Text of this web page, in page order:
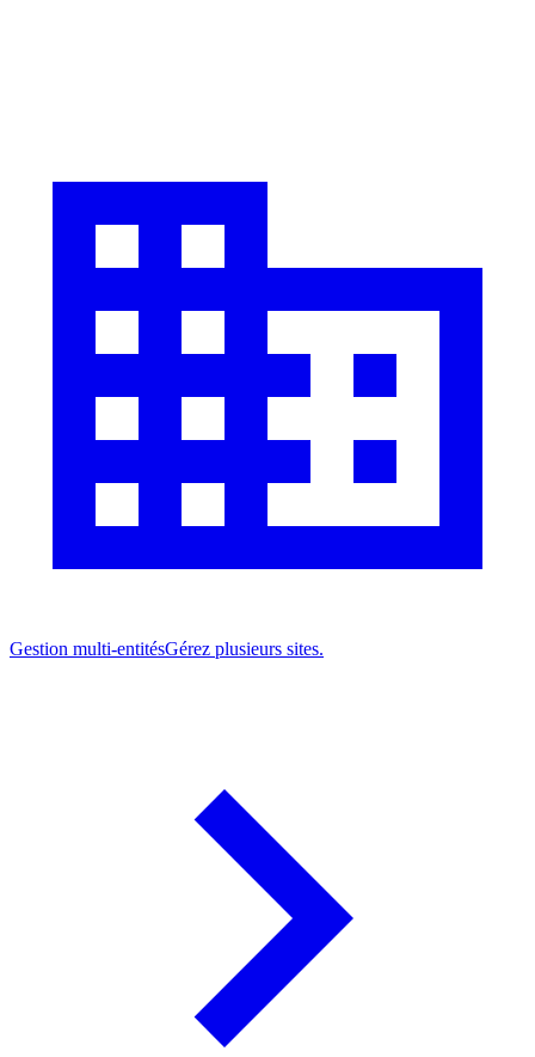
Gestion multi-entitésGérez plusieurs sites.